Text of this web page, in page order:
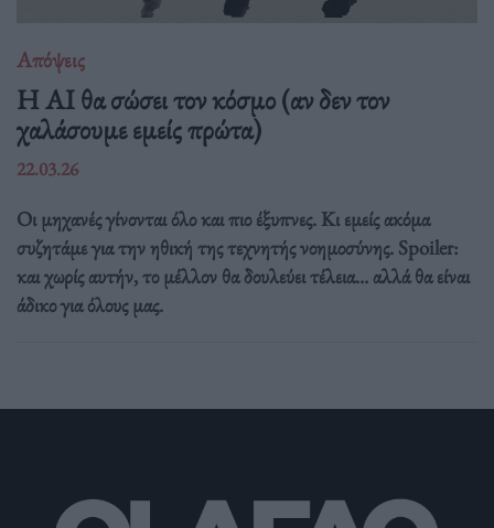
Απόψεις
Η AI θα σώσει τον κόσμο (αν δεν τον
χαλάσουμε εμείς πρώτα)
22.03.26
Οι μηχανές γίνονται όλο και πιο έξυπνες. Κι εμείς ακόμα
συζητάμε για την ηθική της τεχνητής νοημοσύνης. Spoiler:
και χωρίς αυτήν, το μέλλον θα δουλεύει τέλεια... αλλά θα είναι
άδικο για όλους μας.